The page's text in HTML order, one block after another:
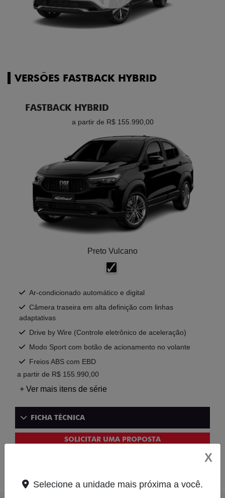
VERSÕES FASTBACK HYBRID
FASTBACK HYBRID
a partir de R$ 155.990,00
Preto Vulcano
Ar-condicionado automático e digital
Câmera traseira em alta definição com linhas
adaptativas
Drive by Wire (Controle eletrônico de aceleração)
Modo Sport com botão de acionamento no volante
Freios ABS com EBD
a partir de R$ 155.990,00
+ Ver mais itens de série
FICHA TÉCNICA
SOLICITAR UMA PROPOSTA
X
Selecione a unidade mais próxima a você.